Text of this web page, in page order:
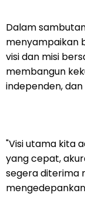
Dalam
menyampaikan
visi dan misi
membangun
independen, dan
"Visi utama kita
yang cepat,
segera diterima